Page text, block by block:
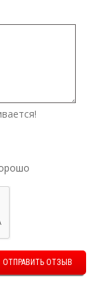
ОТПРАВИТЬ ОТЗЫВ